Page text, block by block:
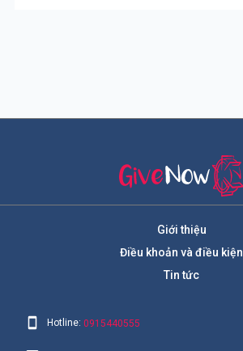
Giới thiệu
Điều khoản và điều kiện
Tin tức
Hotline:0915440555